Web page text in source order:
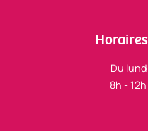
Du
8h -